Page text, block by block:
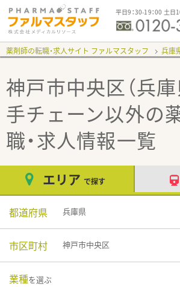
平日9：30-19：00 土日
薬剤師の転職・求人サイト ファルマスタッフ 兵庫
神戸市中央区（兵庫
手チェーン以外の
職・求人情報一覧
エリア で探す
都道府県 兵庫県
市区町村 神戸市中央区
業種を選ぶ